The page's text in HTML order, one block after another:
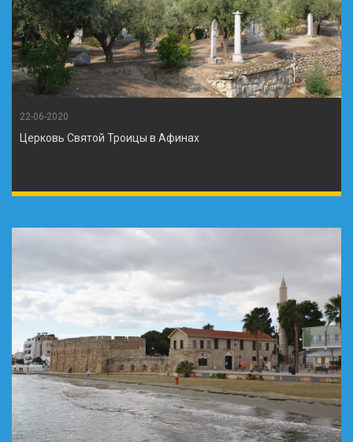
22-06-2020
Церковь Святой Троицы в Афинах